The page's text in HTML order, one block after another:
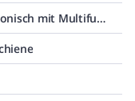
elektronisch mit Multifunktion